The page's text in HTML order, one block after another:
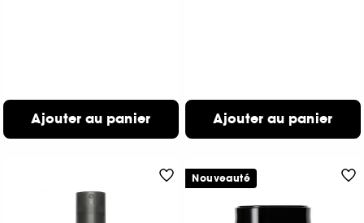
Ajouter au panier Ajouter au panier
Nouveauté